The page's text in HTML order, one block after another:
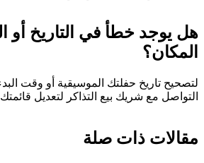
هل يوجد خطأ في التاريخ أو
المكان؟
لتصحيح تاريخ حفلتك الموسيقية أو وقت
التواصل مع شريك بيع التذاكر لتعديل
مقالات ذات صلة